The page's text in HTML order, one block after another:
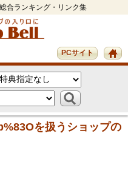
合ランキング・リンク集
PCサイト
を扱うショップの